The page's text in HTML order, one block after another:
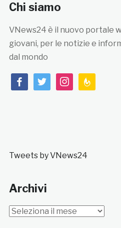
Chi siamo
VNews24 è il nuovo portale
giovani, per le notizie e
dal mondo
facebooktwitterinstagramfeedburner
Tweets by VNews24
Archivi
Archivi